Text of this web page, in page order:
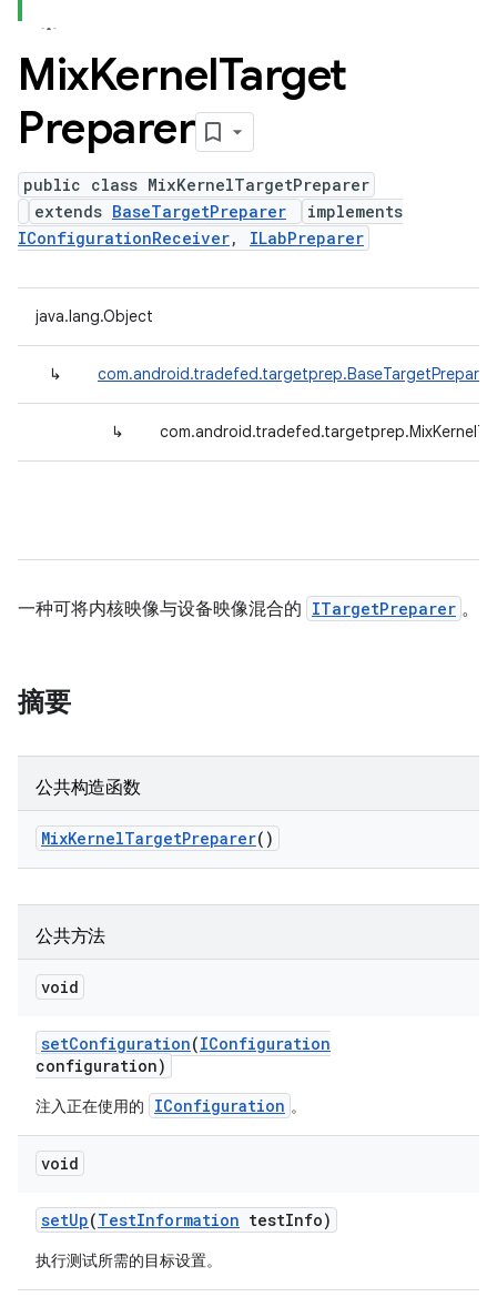
MixKernelTarget
Preparer
public class MixKernelTargetPreparer
extends BaseTargetPreparer
implements
IConfigurationReceiver, ILabPreparer
java.lang.Object
↳ com.android.tradefed.targetprep.BaseTargetPreparer
↳
一种可将内核映像与设备映像混合的 ITargetPreparer 。
摘要
公共构造函数
MixKernelTargetPreparer()
公共方法
void
setConfiguration(IConfiguration
configuration)
注入正在使用的 IConfiguration 。
void
setUp(TestInformation testInfo)
执行测试所需的目标设置。